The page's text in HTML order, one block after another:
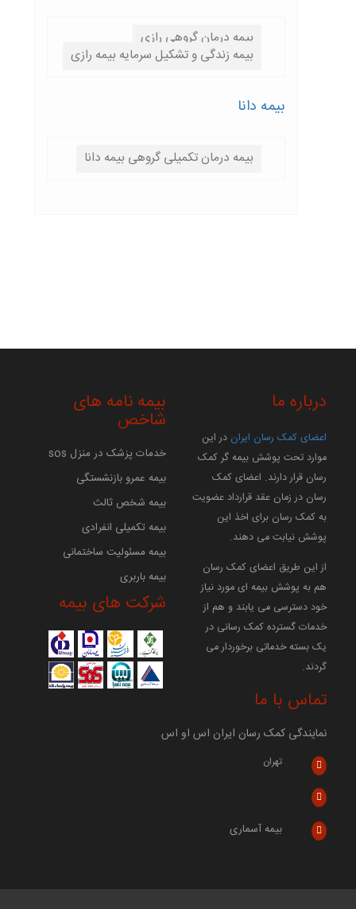
بیمه درمان گروهی رازی
بیمه زندگی و تشکیل سرمایه بیمه رازی
بیمه دانا
بیمه درمان تکمیلی گروهی بیمه دانا
درباره ما
اعضای کمک رسان ایران در این
موارد تحت پوشش بیمه گر کمک
رسان قرار دارند. اعضای کمک
رسان در زمان عقد قرارداد عضویت
به کمک رسان برای اخذ این
پوشش نیابت می دهند.
از این طریق اعضای کمک رسان
هم به پوشش بیمه ای مورد نیاز
خود دسترسی می یابند و هم از
خدمات گسترده کمک رسانی در
یک بسته خدماتی برخوردار می
گردند.
بیمه نامه های
شاخص
خدمات پزشک در منزل sos
بیمه عمرو بازنشستگی
بیمه شخص ثالث
بیمه تکمیلی انفرادی
بیمه مسئولیت ساختمانی
بیمه باربری
شرکت های بیمه
تماس با ما
نمایندگی کمک رسان ایران اس او اس
تهران
بیمه آسماری